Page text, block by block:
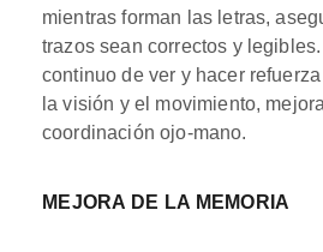
mientras forman las letras,
trazos sean correctos y
continuo de ver y hacer
la visión y el movimiento,
coordinación ojo-mano.
MEJORA DE LA MEMORIA